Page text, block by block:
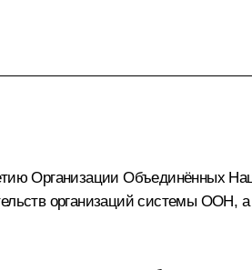
Организации Объединённых
организаций системы